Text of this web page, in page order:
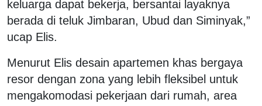
keluarga dapat bekerja, bersantai layaknya
berada di teluk Jimbaran, Ubud dan Siminyak,”
ucap Elis.
Menurut Elis desain apartemen khas bergaya
resor dengan zona yang lebih fleksibel untuk
mengakomodasi pekerjaan dari rumah, area